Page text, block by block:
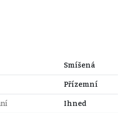
Smíšená
Přízemní
Ihned